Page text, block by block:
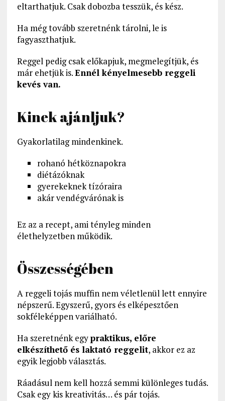
eltarthatjuk. Csak dobozba tesszük, és kész.
Ha még tovább szeretnénk tárolni, le is
fagyaszthatjuk.
Reggel pedig csak előkapjuk, megmelegítjük, és
már ehetjük is.Ennél kényelmesebb reggeli
kevés van.
Kinek ajánljuk?
Gyakorlatilag mindenkinek.
rohanó hétköznapokra
diétázóknak
gyerekeknek tízóraira
akár vendégvárónak is
Ez az a recept, ami tényleg minden
élethelyzetben működik.
Összességében
A reggeli tojás muffin nem véletlenül lett ennyire
népszerű. Egyszerű, gyors és elképesztően
sokféleképpen variálható.
Ha szeretnénk egypraktikus, előre
elkészíthető és laktató reggelit, akkor ez az
egyik legjobb választás.
Ráadásul nem kell hozzá semmi különleges tudás.
Csak egy kis kreativitás… és pár tojás.